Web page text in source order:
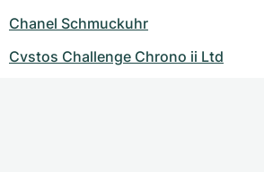
Chanel Schmuckuhr
Cvstos Challenge Chrono ii Ltd